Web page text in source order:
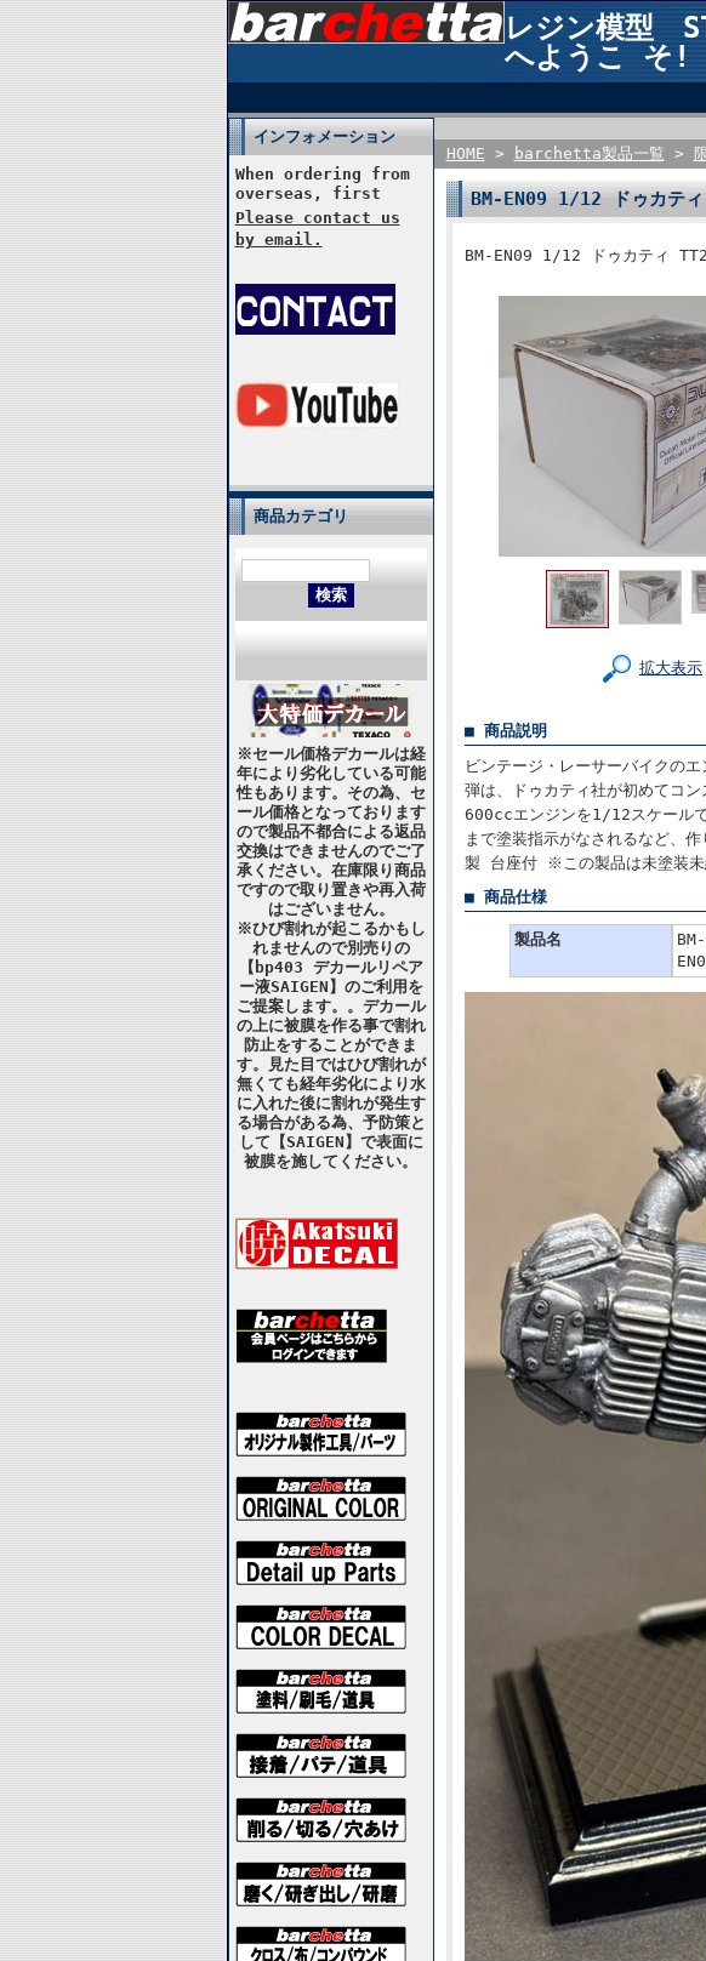
レジン模型
へようこ そ!
インフォメーション
When ordering from
overseas, first
Please contact us
by email.
商品カテゴリ
※セール価格デカールは経
年により劣化している可能
性もあります。その為、セ
ール価格となっております
ので製品不都合による返品
交換はできませんのでご了
承ください。在庫限り商品
ですので取り置きや再入荷
はございません。
※ひび割れが起こるかもし
れませんので別売りの
【bp403 デカールリペア
ー液SAIGEN】のご利用を
ご提案します。。デカール
の上に被膜を作る事で割れ
防止をすることができま
す。見た目ではひび割れが
無くても経年劣化により水
に入れた後に割れが発生す
る場合がある為、予防策と
して【SAIGEN】で表面に
被膜を施してください。
HOME > barchetta製品一覧 >
BM-EN09 1/12 ドゥカテ
BM-EN09 1/12 ドゥカティ
拡大表示
■ 商品説明
ビンテージ・レーサーバイクの
弾は、ドゥカティ社が初めてコ
600ccエンジンを1/12スケール
まで塗装指示がなされるなど、
製 台座付 ※この製品は未塗装未
■ 商品仕様
製品名